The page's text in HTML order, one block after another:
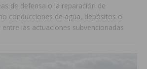
de defensa o la reparación de
conducciones de agua, depósitos o
las actuaciones subvencionadas